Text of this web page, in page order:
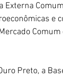
Externa
e
Preto, a